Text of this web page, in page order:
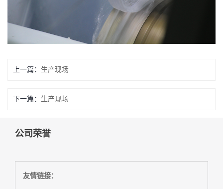
上一篇： 生产现场
下一篇： 生产现场
公司荣誉
友情链接：